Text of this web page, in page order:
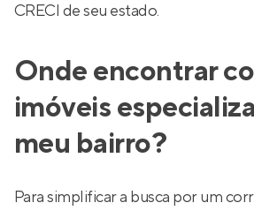
CRECI de seu estado.
Onde encontrar
imóveis
meu bairro?
Para simplificar a busca por um